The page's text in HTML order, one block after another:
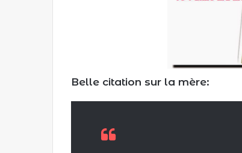
Belle citation sur la mère: